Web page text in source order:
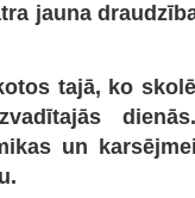
jauna
tajā, ko
un